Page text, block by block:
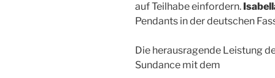
auf Teilhabe einfordern.
Pendants in der deutschen
Die herausragende Leistung
Sundance mit dem